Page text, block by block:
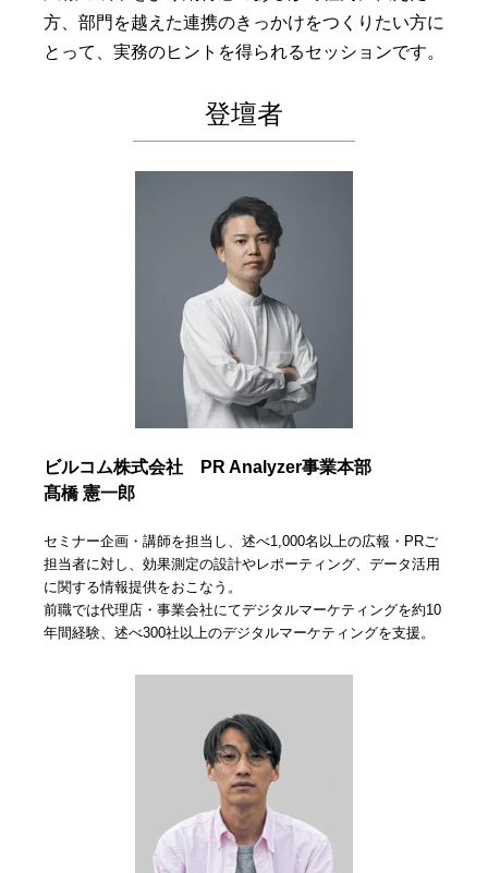
方、部門を越えた連携のきっかけをつくりたい方に
とって、実務のヒントを得られるセッションです。
登壇者
ビルコム株式会社 PR Analyzer事業本部
髙橋 憲一郎
セミナー企画・講師を担当し、述べ1,000名以上の広報・PRご
担当者に対し、効果測定の設計やレポーティング、データ活用
に関する情報提供をおこなう。
前職では代理店・事業会社にてデジタルマーケティングを約10
年間経験、述べ300社以上のデジタルマーケティングを支援。